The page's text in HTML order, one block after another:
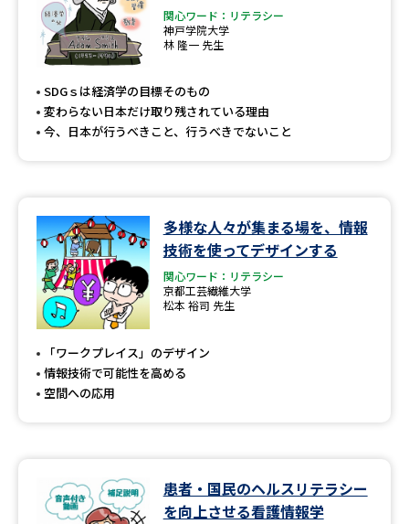
関心ワード：リテラシー
神戸学院大学
林 隆一 先生
SDGｓは経済学の目標そのもの
変わらない日本だけ取り残されている理由
今、日本が行うべきこと、行うべきでないこと
多様な人々が集まる場を、情報
技術を使ってデザインする
関心ワード：リテラシー
京都工芸繊維大学
松本 裕司 先生
「ワークプレイス」のデザイン
情報技術で可能性を高める
空間への応用
患者・国民のヘルスリテラシー
を向上させる看護情報学